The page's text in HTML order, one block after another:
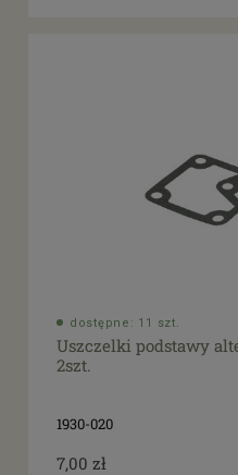
dostępne: 11 szt.
Uszczelki podstawy
2szt.
1930-020
7,00 zł